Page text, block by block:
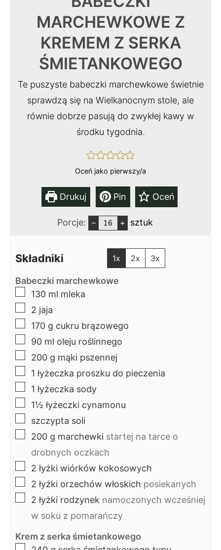
MARCHEWKOWE Z
KREMEM Z SERKA
ŚMIETANKOWEGO
Te puszyste babeczki marchewkowe świetnie
sprawdzą się na Wielkanocnym stole, ale
równie dobrze pasują do zwykłej kawy w
środku tygodnia.
Oceń jako pierwszy/a
Drukuj Pin Oceń
Porcje: – + sztuk
Składniki 1x 2x 3x
Babeczki marchewkowe
▢
130 ml mleka
▢
2 jaja
▢
170 g cukru brązowego
▢
90 ml oleju roślinnego
▢
200 g mąki pszennej
▢
1 łyżeczka proszku do pieczenia
▢
1 łyżeczka sody
▢
1½ łyżeczki cynamonu
▢
szczypta soli
▢
200 g marchewki startej na tarce o
drobnych oczkach
▢
2 łyżki wiórków kokosowych
▢
2 łyżki orzechów włoskich posiekanych
▢
2 łyżki rodzynek namoczonych wcześniej
w soku z pomarańczy
Krem z serka śmietankowego
▢